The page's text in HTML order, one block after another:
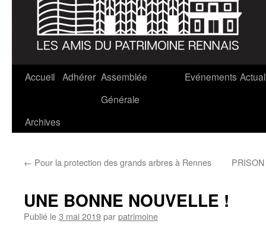
Aller
contenu
Accueil Adhérer Assemblée
Générale
Evénements
Archives
← Pour la protection des grands arbres à Rennes
UNE BONNE NOUVELLE !
Publié le3 mai 2019parpatrimoine